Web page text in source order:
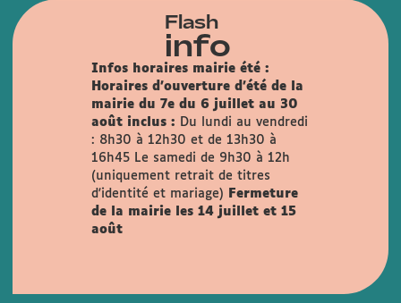
Flash
info
Infos horaires mairie été :
Horaires d'ouverture d'été de la
mairie du 7e du 6 juillet au 30
août inclus :
Du lundi au vendredi
: 8h30 à 12h30 et de 13h30 à
16h45
Le samedi de 9h30 à 12h
(uniquement retrait de titres
d'identité et mariage)
Fermeture
de la mairie les 14 juillet et 15
août